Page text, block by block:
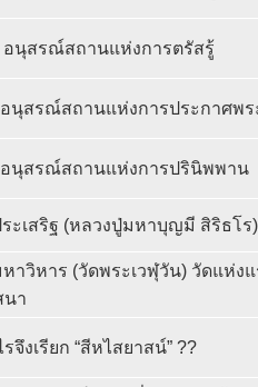
อนุสรณ์สถานแห่งการตรัสรู้
อนุสรณ์สถานแห่งการประกาศพ
อนุสรณ์สถานแห่งการปรินิพพาน
ะเสริฐ (หลวงปู่มหาบุญมี สิริธโร)
าวิหาร (วัดพระเวฬุวัน) วัดแห่ง
นา
จึงเรียก “สีหไสยาสน์” ??